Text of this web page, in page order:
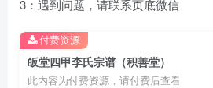
3：遇到问题，请联系页底微信
皈堂四甲李氏宗谱（积善堂）
此内容为付费资源，请付费后查看
付费资源